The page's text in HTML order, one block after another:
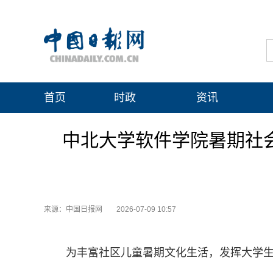
首页 时政 资讯
中北大学软件学院暑期社
来源：中国日报网 2026-07-09 10:57
为丰富社区儿童暑期文化生活，发挥大学